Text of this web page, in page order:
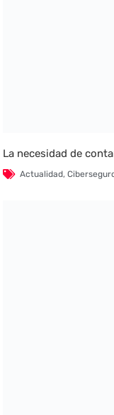
La necesidad de
Actualidad,